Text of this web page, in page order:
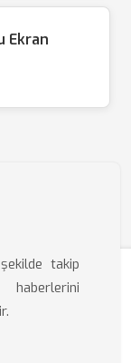
Ekran
takip